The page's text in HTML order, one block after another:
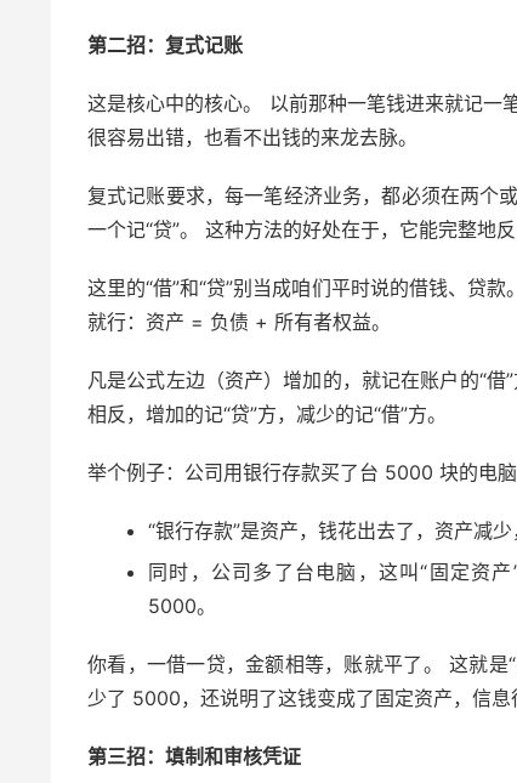
第二招：复式记账
这是核心中的核心。 以前那种一笔钱进来就记一
很容易出错，也看不出钱的来龙去脉。
复式记账要求，每一笔经济业务，都必须在两个
一个记“贷”。 这种方法的好处在于，它能完整地反
这里的“借”和“贷”别当成咱们平时说的借钱、贷
就行：资产 = 负债 + 所有者权益。
凡是公式左边（资产）增加的，就记在账户的“
相反，增加的记“贷”方，减少的记“借”方。
举个例子：公司用银行存款买了台 5000 块的电脑
“银行存款”是资产，钱花出去了，资产减
同时，公司多了台电脑，这叫“固定资
5000。
你看，一借一贷，金额相等，账就平了。 这就
少了 5000，还说明了这钱变成了固定资产，信息
第三招：填制和审核凭证